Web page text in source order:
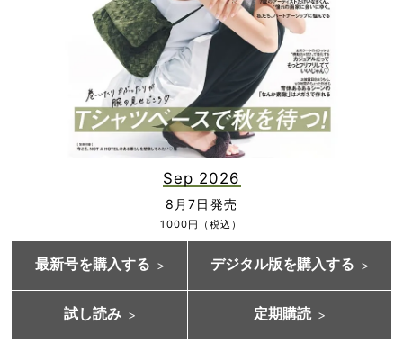
Sep 2026
8月7日発売
1000円（税込）
最新号を購入する デジタル版を購入する
試し読み 定期購読